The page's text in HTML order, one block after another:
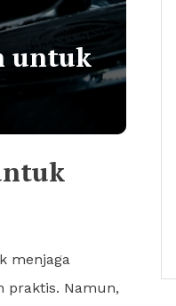
untuk
menjaga
praktis. Namun,